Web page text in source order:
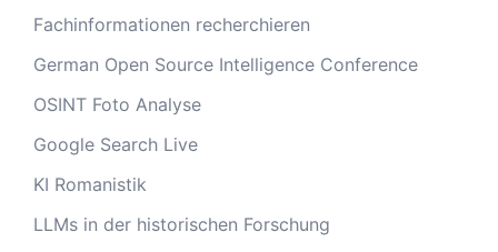
Fachinformationen recherchieren
German Open Source Intelligence Conference
OSINT Foto Analyse
Google Search Live
KI Romanistik
LLMs in der historischen Forschung